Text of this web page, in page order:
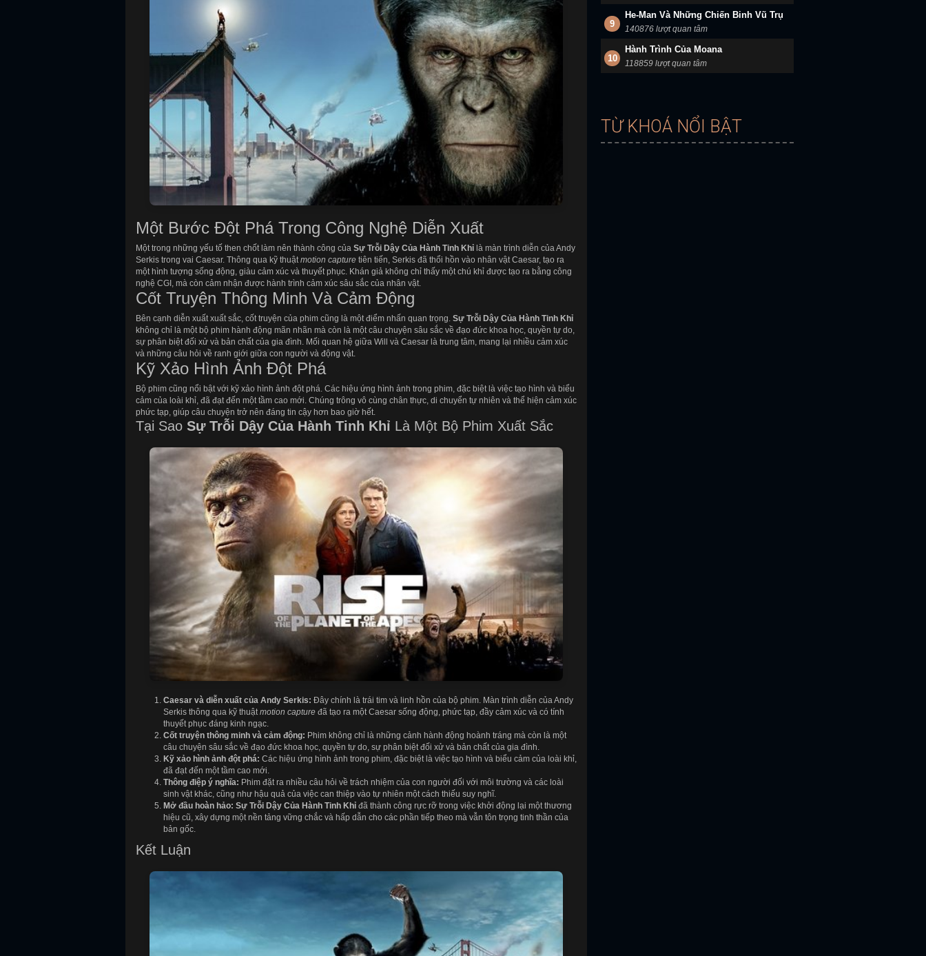
Một Bước Đột Phá Trong Công Nghệ Diễn Xuất
Một trong những yếu tố then chốt làm nên thành công của Sự Trỗi Dậy Của Hành Tinh Khỉ là màn trình diễn của Andy
Serkis trong vai Caesar. Thông qua kỹ thuậtmotion capture tiên tiến, Serkis đã thổi hồn vào nhân vật Caesar, tạo ra
một hình tượng sống động, giàu cảm xúc và thuyết phục. Khán giả không chỉ thấy một chú khỉ được tạo ra bằng công
nghệ CGI, mà còn cảm nhận được hành trình cảm xúc sâu sắc của nhân vật.
Cốt Truyện Thông Minh Và Cảm Động
Bên cạnh diễn xuất xuất sắc, cốt truyện của phim cũng là một điểm nhấn quan trọng. Sự Trỗi Dậy Của Hành Tinh Khỉ
không chỉ là một bộ phim hành động mãn nhãn mà còn là một câu chuyện sâu sắc về đạo đức khoa học, quyền tự do,
sự phân biệt đối xử và bản chất của gia đình. Mối quan hệ giữa Will và Caesar là trung tâm, mang lại nhiều cảm xúc
và những câu hỏi về ranh giới giữa con người và động vật.
Kỹ Xảo Hình Ảnh Đột Phá
Bộ phim cũng nổi bật với kỹ xảo hình ảnh đột phá. Các hiệu ứng hình ảnh trong phim, đặc biệt là việc tạo hình và biểu
cảm của loài khỉ, đã đạt đến một tầm cao mới. Chúng trông vô cùng chân thực, di chuyển tự nhiên và thể hiện cảm xúc
phức tạp, giúp câu chuyện trở nên đáng tin cậy hơn bao giờ hết.
Tại Sao Sự Trỗi Dậy Của Hành Tinh Khỉ Là Một Bộ Phim Xuất Sắc
Caesar và diễn xuất của Andy Serkis: Đây chính là trái tim và linh hồn của bộ phim. Màn trình diễn của Andy
Serkis thông qua kỹ thuật motion capture đã tạo ra một Caesar sống động, phức tạp, đầy cảm xúc và có tính
thuyết phục đáng kinh ngạc.
Cốt truyện thông minh và cảm động: Phim không chỉ là những cảnh hành động hoành tráng mà còn là một
câu chuyện sâu sắc về đạo đức khoa học, quyền tự do, sự phân biệt đối xử và bản chất của gia đình.
Kỹ xảo hình ảnh đột phá: Các hiệu ứng hình ảnh trong phim, đặc biệt là việc tạo hình và biểu cảm của loài khỉ,
đã đạt đến một tầm cao mới.
Thông điệp ý nghĩa: Phim đặt ra nhiều câu hỏi về trách nhiệm của con người đối với môi trường và các loài
sinh vật khác, cũng như hậu quả của việc can thiệp vào tự nhiên một cách thiếu suy nghĩ.
Mở đầu hoàn hảo: Sự Trỗi Dậy Của Hành Tinh Khỉ đã thành công rực rỡ trong việc khởi động lại một thương
hiệu cũ, xây dựng một nền tảng vững chắc và hấp dẫn cho các phần tiếp theo mà vẫn tôn trọng tinh thần của
bản gốc.
Kết Luận
9
He-Man Và Những Chiến Binh Vũ Trụ
140876 lượt quan tâm
10
Hành Trình Của Moana
118859 lượt quan tâm
TỪ KHOÁ NỔI BẬT